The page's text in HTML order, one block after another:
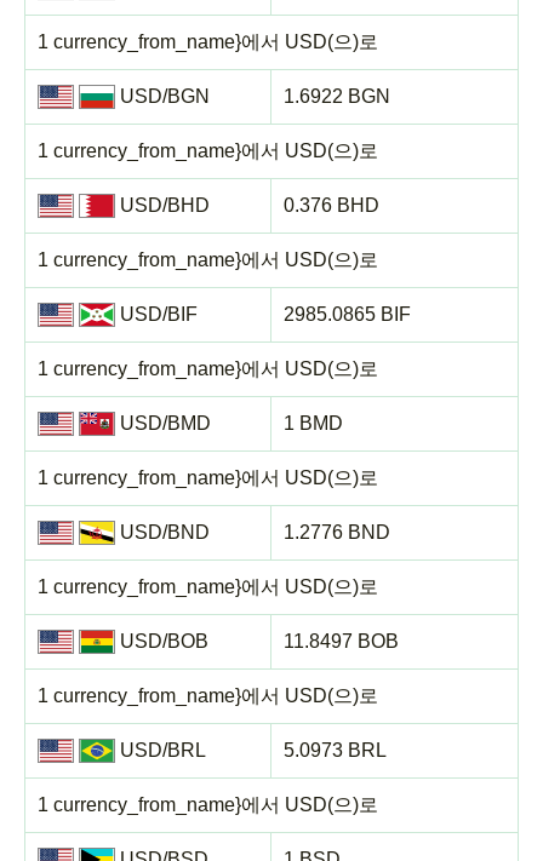
1 currency_from_name}에서 USD(으)로
USD/BGN
1 currency_from_name}에서 USD(으)로
1.6922 BGN
USD/BHD
1 currency_from_name}에서 USD(으)로
0.376 BHD
USD/BIF
1 currency_from_name}에서 USD(으)로
2985.0865 BIF
USD/BMD
1 currency_from_name}에서 USD(으)로
1 BMD
USD/BND
1 currency_from_name}에서 USD(으)로
1.2776 BND
USD/BOB
1 currency_from_name}에서 USD(으)로
11.8497 BOB
USD/BRL
1 currency_from_name}에서 USD(으)로
5.0973 BRL